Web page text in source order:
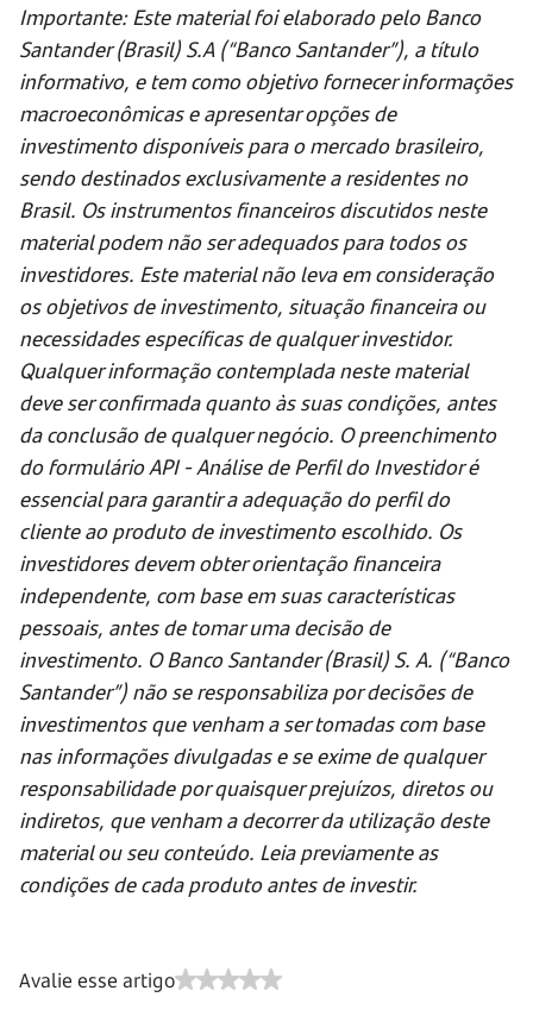
Importante: Este material foi elaborado pelo Banco
Santander (Brasil) S.A (“Banco Santander”), a título
informativo, e tem como objetivo fornecer informações
macroeconômicas e apresentar opções de
investimento disponíveis para o mercado brasileiro,
sendo destinados exclusivamente a residentes no
Brasil. Os instrumentos financeiros discutidos neste
material podem não ser adequados para todos os
investidores. Este material não leva em consideração
os objetivos de investimento, situação financeira ou
necessidades específicas de qualquer investidor.
Qualquer informação contemplada neste material
deve ser confirmada quanto às suas condições, antes
da conclusão de qualquer negócio. O preenchimento
do formulário API - Análise de Perfil do Investidor é
essencial para garantir a adequação do perfil do
cliente ao produto de investimento escolhido. Os
investidores devem obter orientação financeira
independente, com base em suas características
pessoais, antes de tomar uma decisão de
investimento. O Banco Santander (Brasil) S. A. (“Banco
Santander”) não se responsabiliza por decisões de
investimentos que venham a ser tomadas com base
nas informações divulgadas e se exime de qualquer
responsabilidade por quaisquer prejuízos, diretos ou
indiretos, que venham a decorrer da utilização deste
material ou seu conteúdo. Leia previamente as
condições de cada produto antes de investir.
Avalie esse artigo